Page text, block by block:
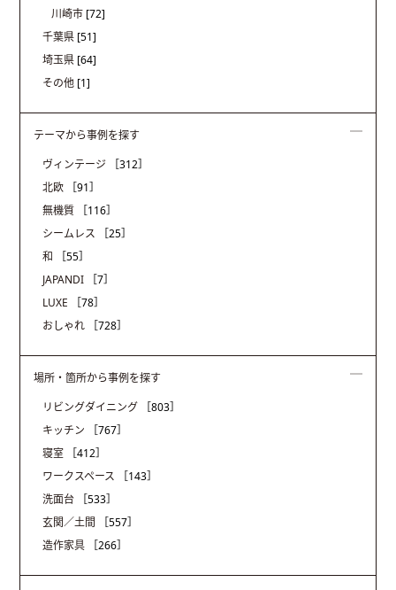
川崎市 [72]
千葉県 [51]
埼玉県 [64]
その他 [1]
テーマから事例を探す
ヴィンテージ
［312］
北欧
［91］
無機質
［116］
シームレス
［25］
和
［55］
JAPANDI
［7］
LUXE
［78］
おしゃれ
［728］
場所・箇所から事例を探す
リビングダイニング
［803］
キッチン
［767］
寝室
［412］
ワークスペース
［143］
洗面台
［533］
玄関／土間
［557］
造作家具
［266］